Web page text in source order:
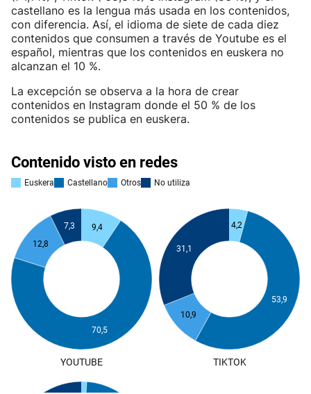
castellano es la lengua más usada en los contenidos,
con diferencia. Así, el idioma de siete de cada diez
contenidos que consumen a través de Youtube es el
español, mientras que los contenidos en euskera no
alcanzan el 10 %.
La excepción se observa a la hora de crear
contenidos en Instagram donde el 50 % de los
contenidos se publica en euskera.